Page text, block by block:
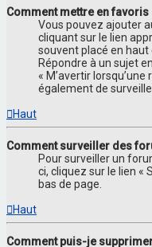
Comment mettre en
Vous pouvez ajouter
cliquant sur le lien
souvent placé en haut
Répondre à un sujet
« M’avertir
également de
Haut
Comment surveiller des
Pour surveiller un
ci, cliquez sur le lien «
bas de page.
Haut
Comment puis-je